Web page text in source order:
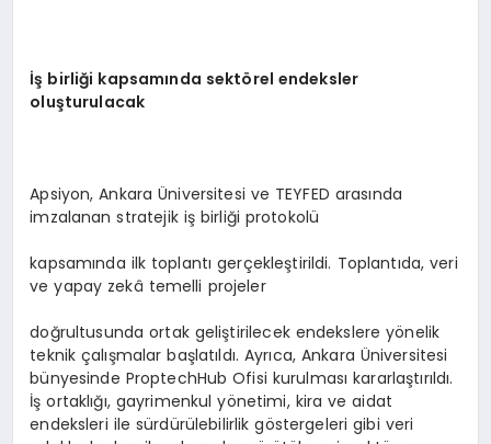
İş birliği kapsamında sektörel endeksler
oluşturulacak
Apsiyon, Ankara Üniversitesi ve TEYFED arasında
imzalanan stratejik iş birliği protokolü
kapsamında ilk toplantı gerçekleştirildi. Toplantıda, veri
ve yapay zekâ temelli projeler
doğrultusunda ortak geliştirilecek endekslere yönelik
teknik çalışmalar başlatıldı. Ayrıca, Ankara Üniversitesi
bünyesinde ProptechHub Ofisi kurulması kararlaştırıldı.
İş ortaklığı, gayrimenkul yönetimi, kira ve aidat
endeksleri ile sürdürülebilirlik göstergeleri gibi veri